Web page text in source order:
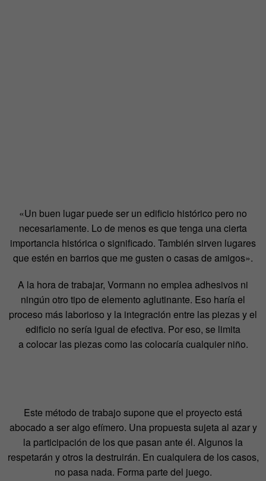
«Un buen lugar puede ser un edificio histórico pero no
necesariamente. Lo de menos es que tenga una cierta
importancia histórica o significado. También sirven lugares
que estén en barrios que me gusten o casas de amigos».
A la hora de trabajar, Vormann no emplea adhesivos ni
ningún otro tipo de elemento aglutinante. Eso haría el
proceso más laborioso y la integración entre las piezas y el
edificio no sería igual de efectiva. Por eso, se limita
a colocar las piezas como las colocaría cualquier niño.
Este método de trabajo supone que el proyecto está
abocado a ser algo efímero. Una propuesta sujeta al azar y
la participación de los que pasan ante él. Algunos la
respetarán y otros la destruirán. En cualquiera de los casos,
no pasa nada. Forma parte del juego.